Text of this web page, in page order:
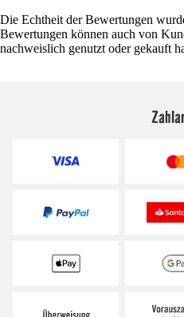
Die Echtheit der Bewertungen
Bewertungen können auch von
nachweislich genutzt oder gekauft